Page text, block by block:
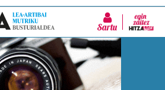
Sartu